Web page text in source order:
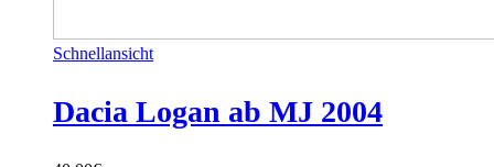
Schnellansicht
Dacia Logan ab MJ 2004